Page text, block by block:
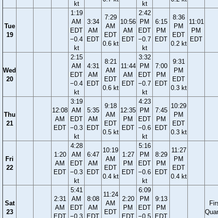
kt
kt
Tue
19
1:19
AM
EDT
−0.4
kt
3:34
AM
EDT
7:29
AM
EDT
0.6 kt
10:56
AM
EDT
2:42
PM
EDT
−0.7
kt
6:15
PM
EDT
8:36
PM
EDT
0.2 kt
11:01
PM
EDT
Wed
20
2:15
AM
EDT
−0.4
kt
4:31
AM
EDT
8:21
AM
EDT
0.6 kt
11:44
AM
EDT
3:32
PM
EDT
−0.7
kt
7:00
PM
EDT
9:31
PM
EDT
0.3 kt
Thu
21
12:08
AM
EDT
3:19
AM
EDT
−0.3
kt
5:35
AM
EDT
9:18
AM
EDT
0.5 kt
12:35
PM
EDT
4:23
PM
EDT
−0.6
kt
7:45
PM
EDT
10:29
PM
EDT
0.3 kt
Fri
22
1:20
AM
EDT
4:28
AM
EDT
−0.3
kt
6:47
AM
EDT
10:19
AM
EDT
0.4 kt
1:27
PM
EDT
5:16
PM
EDT
−0.6
kt
8:29
PM
EDT
11:27
PM
EDT
0.4 kt
Sat
23
2:31
AM
EDT
5:41
AM
EDT
−0.3
8:08
AM
EDT
11:24
AM
EDT
2:20
PM
EDT
6:09
PM
EDT
−0.5
9:13
PM
EDT